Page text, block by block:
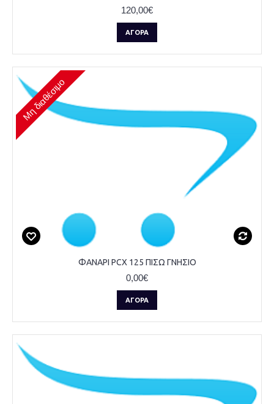
120,00€
ΑΓΟΡΆ
Μη διαθέσιμο
ΦΑΝΑΡΙ PCX 125 ΠΙΣΩ ΓΝΗΣΙΟ
0,00€
ΑΓΟΡΆ